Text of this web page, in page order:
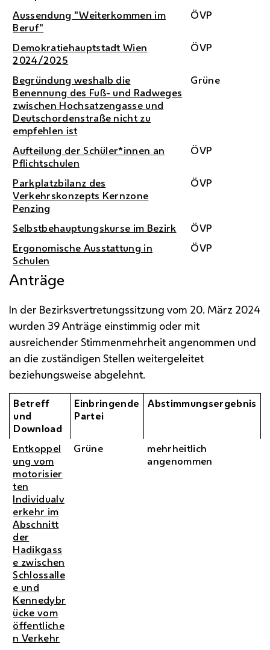
Aussendung "Weiterkommen im
Beruf"
ÖVP
Demokratiehauptstadt Wien
2024/2025
ÖVP
Begründung weshalb die
Benennung des Fuß- und Radweges
zwischen Hochsatzengasse und
Deutschordenstraße nicht zu
empfehlen ist
Grüne
Aufteilung der Schüler*innen an
Pflichtschulen
ÖVP
Parkplatzbilanz des
Verkehrskonzepts Kernzone
Penzing
ÖVP
Selbstbehauptungskurse im Bezirk
ÖVP
Ergonomische Ausstattung in
Schulen
ÖVP
Anträge
In der Bezirksvertretungssitzung vom 20. März 2024
wurden 39 Anträge einstimmig oder mit
ausreichender Stimmenmehrheit angenommen und
an die zuständigen Stellen weitergeleitet
beziehungsweise abgelehnt.
Betreff
und
Download
Einbringende
Partei
Abstimmungsergebnis
Entkoppel
ung vom
motorisier
ten
Individualv
erkehr im
Abschnitt
der
Hadikgass
e zwischen
Schlossalle
e und
Kennedybr
ücke vom
öffentliche
n Verkehr
Grüne
mehrheitlich
angenommen